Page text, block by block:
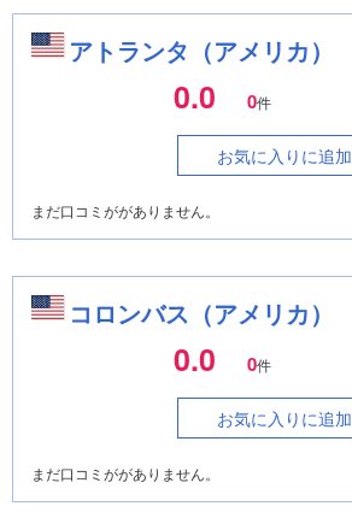
アトランタ（アメリカ）
0.0 0件
お気に入りに追加
まだ口コミががありません。
コロンバス（アメリカ）
0.0 0件
お気に入りに追加
まだ口コミががありません。